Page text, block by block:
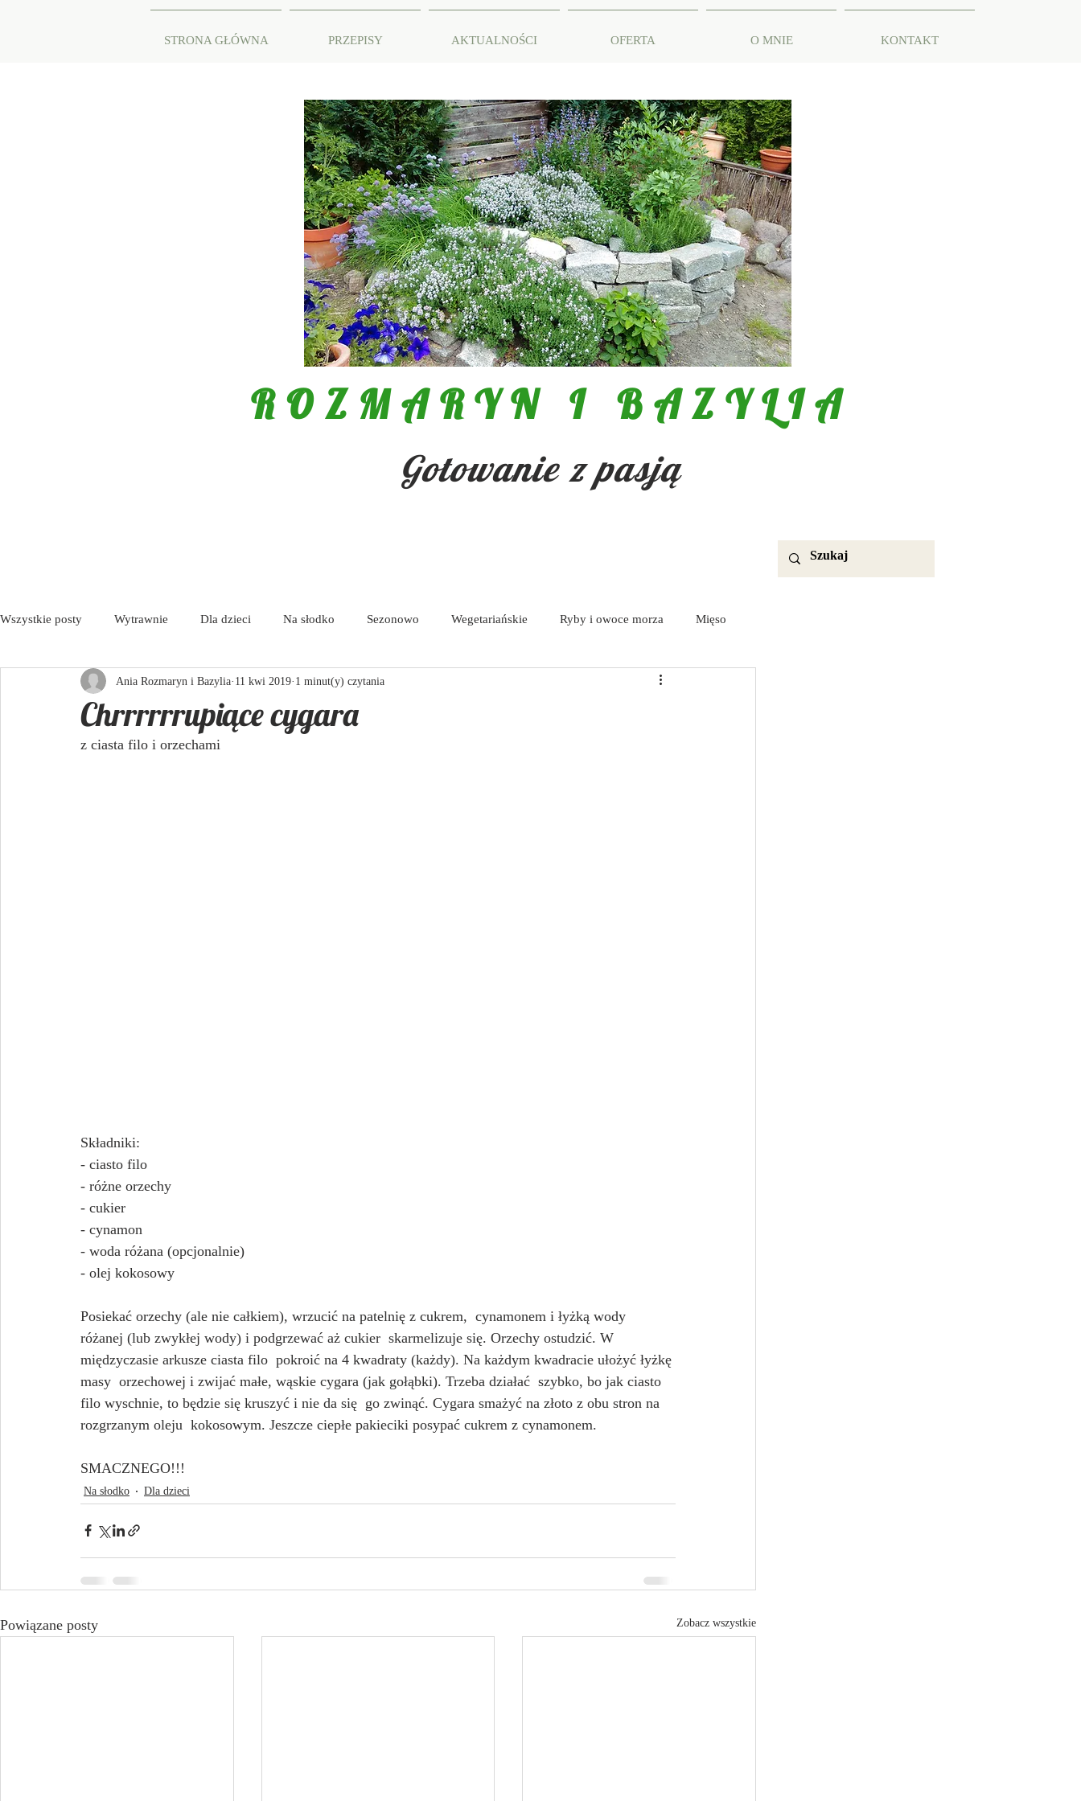
STRONA GŁÓWNA PRZEPISY AKTUALNOŚCI OFERTA O MNIE KONTAKT
ROZMARYN I BAZYLIA
Gotowanie z pasją
Wszystkie posty Wytrawnie Dla dzieci Na słodko Sezonowo Wegetariańskie Ryby i owoce morza Mięso
Tapas / Antipasti Zupy Aktualności Pasty i dipy
Chrrrrrrupiące cygara
Ania Rozmaryn i Bazylia 11 kwi 2019 1 minut(y) czytania
z ciasta filo i orzechami
Składniki:
- ciasto filo
- różne orzechy
- cukier
- cynamon
- woda różana (opcjonalnie)
- olej kokosowy
Posiekać orzechy (ale nie całkiem), wrzucić na patelnię z cukrem,  cynamonem i łyżką wody
różanej (lub zwykłej wody) i podgrzewać aż cukier  skarmelizuje się. Orzechy ostudzić. W
międzyczasie arkusze ciasta filo  pokroić na 4 kwadraty (każdy). Na każdym kwadracie ułożyć łyżkę
masy  orzechowej i zwijać małe, wąskie cygara (jak gołąbki). Trzeba działać  szybko, bo jak ciasto
filo wyschnie, to będzie się kruszyć i nie da się  go zwinąć. Cygara smażyć na złoto z obu stron na
rozgrzanym oleju  kokosowym. Jeszcze ciepłe pakieciki posypać cukrem z cynamonem.
SMACZNEGO!!!
Na słodko Dla dzieci
Powiązane posty Zobacz wszystkie